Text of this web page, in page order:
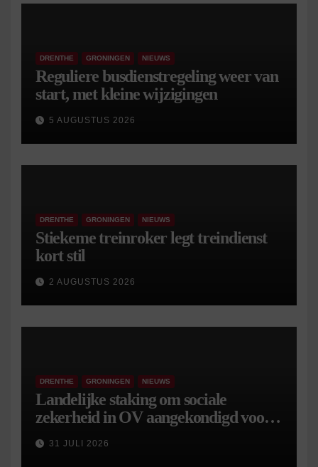
DRENTHE GRONINGEN NIEUWS
Reguliere busdienstregeling weer van
start, met kleine wijzigingen
5 AUGUSTUS 2026
DRENTHE GRONINGEN NIEUWS
Stiekeme treinroker legt treindienst
kort stil
2 AUGUSTUS 2026
DRENTHE GRONINGEN NIEUWS
Landelijke staking om sociale
zekerheid in OV aangekondigd voor 9
september
31 JULI 2026